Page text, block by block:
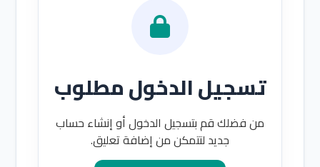
تسجيل الدخول مطلوب
من فضلك قم بتسجيل الدخول أو إنشاء حساب
جديد لتتمكن من إضافة تعليق.